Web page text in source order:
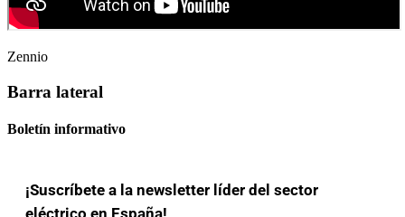
Zennio
Barra lateral
Boletín informativo
¡Suscríbete a la newsletter líder del sector
eléctrico en España!